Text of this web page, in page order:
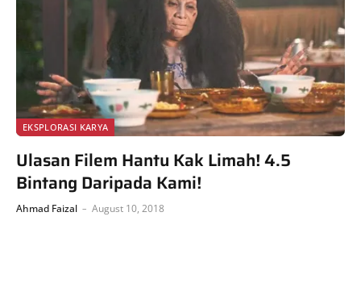
EKSPLORASI KARYA
Ulasan Filem Hantu Kak Limah! 4.5
Bintang Daripada Kami!
Ahmad Faizal August 10, 2018